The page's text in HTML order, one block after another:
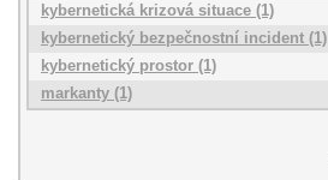
kybernetická krizová situace (1)
kybernetický bezpečnostní incident (1)
kybernetický prostor (1)
markanty (1)